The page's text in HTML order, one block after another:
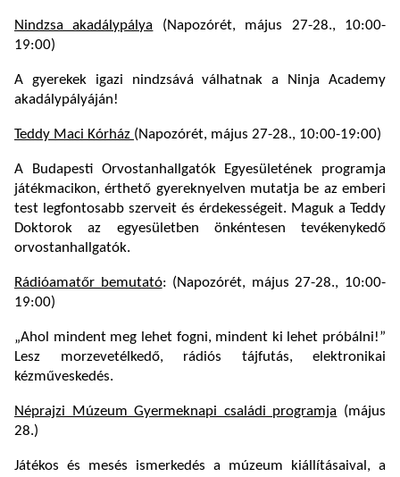
Nindzsa akadálypálya (Napozórét, május 27-28., 10:00-
19:00)
A gyerekek igazi nindzsává válhatnak a Ninja Academy
akadálypályáján!
Teddy Maci Kórház (Napozórét, május 27-28., 10:00-19:00)
A Budapesti Orvostanhallgatók Egyesületének programja
játékmacikon, érthető gyereknyelven mutatja be az emberi
test legfontosabb szerveit és érdekességeit. Maguk a Teddy
Doktorok az egyesületben önkéntesen tevékenykedő
orvostanhallgatók.
Rádióamatőr bemutató: (Napozórét, május 27-28., 10:00-
19:00)
„Ahol mindent meg lehet fogni, mindent ki lehet próbálni!”
Lesz morzevetélkedő, rádiós tájfutás, elektronikai
kézműveskedés.
Néprajzi Múzeum Gyermeknapi családi programja (május
28.)
Játékos és mesés ismerkedés a múzeum kiállításaival, a